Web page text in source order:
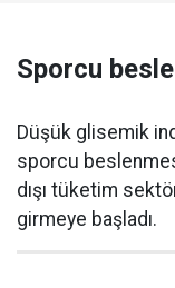
Sporcu
Düşük glisemik
sporcu
dışı tüketim
girmeye başladı.